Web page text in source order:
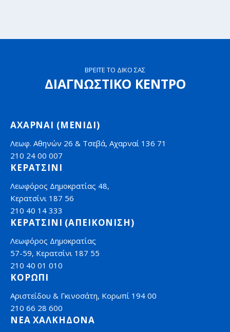
ΒΡΕΙΤΕ ΤΟ ΔΙΚΟ ΣΑΣ
ΔΙΑΓΝΩΣΤΙΚΟ ΚΕΝΤΡΟ
ΑΧΑΡΝΑΙ (ΜΕΝΙΔΙ)
Λεωφ. Αθηνών 26 & Τσεβά, Αχαρναί 136 71
210 24 00 007
ΚΕΡΑΤΣΙΝΙ
Λεωφόρος Δημοκρατίας 48,
Κερατσίνι 187 56
210 40 14 333
ΚΕΡΑΤΣΙΝΙ (ΑΠΕΙΚΟΝΙΣΗ)
Λεωφόρος Δημοκρατίας
57-59, Κερατσίνι 187 55
210 40 01 010
ΚΟΡΩΠΙ
Αριστείδου & Γκινοσάτη, Κορωπί 194 00
210 66 28 600
ΝΕΑ ΧΑΛΚΗΔΟΝΑ